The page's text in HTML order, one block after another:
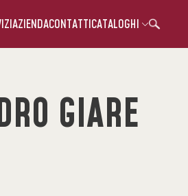
AZIENDACONTATTICATALOGHI
GIARE